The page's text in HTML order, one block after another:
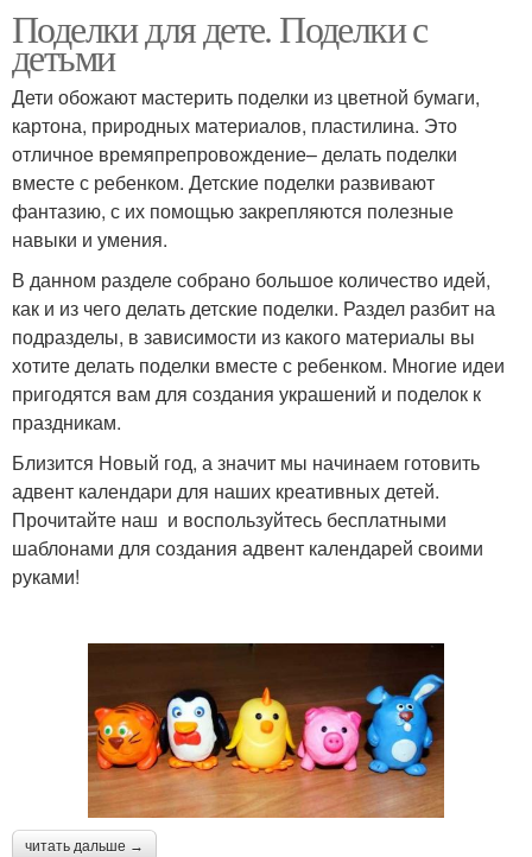
Поделки для дете. Поделки с
детьми
Дети обожают мастерить поделки из цветной бумаги,
картона, природных материалов, пластилина. Это
отличное времяпрепровождение– делать поделки
вместе с ребенком. Детские поделки развивают
фантазию, с их помощью закрепляются полезные
навыки и умения.
В данном разделе собрано большое количество идей,
как и из чего делать детские поделки. Раздел разбит на
подразделы, в зависимости из какого материалы вы
хотите делать поделки вместе с ребенком. Многие идеи
пригодятся вам для создания украшений и поделок к
праздникам.
Близится Новый год, а значит мы начинаем готовить
адвент календари для наших креативных детей.
Прочитайте наш и воспользуйтесь бесплатными
шаблонами для создания адвент календарей своими
руками!
читать дальше →